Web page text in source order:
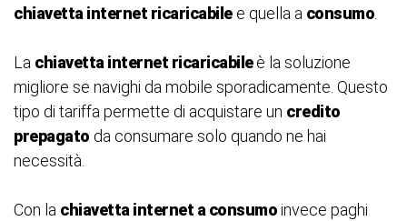
chiavetta internet ricaricabilee quella a consumo.
La chiavetta internet ricaricabileè la soluzione
migliore se navighi da mobile sporadicamente. Questo
tipo di tariffa permette di acquistare un credito
prepagato da consumare solo quando ne hai
necessità.
Con la chiavetta internet a consumoinvece paghi